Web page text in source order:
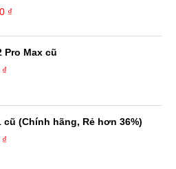
₫
Pro Max cũ
cũ (Chính hãng, Rẻ hơn 36%)